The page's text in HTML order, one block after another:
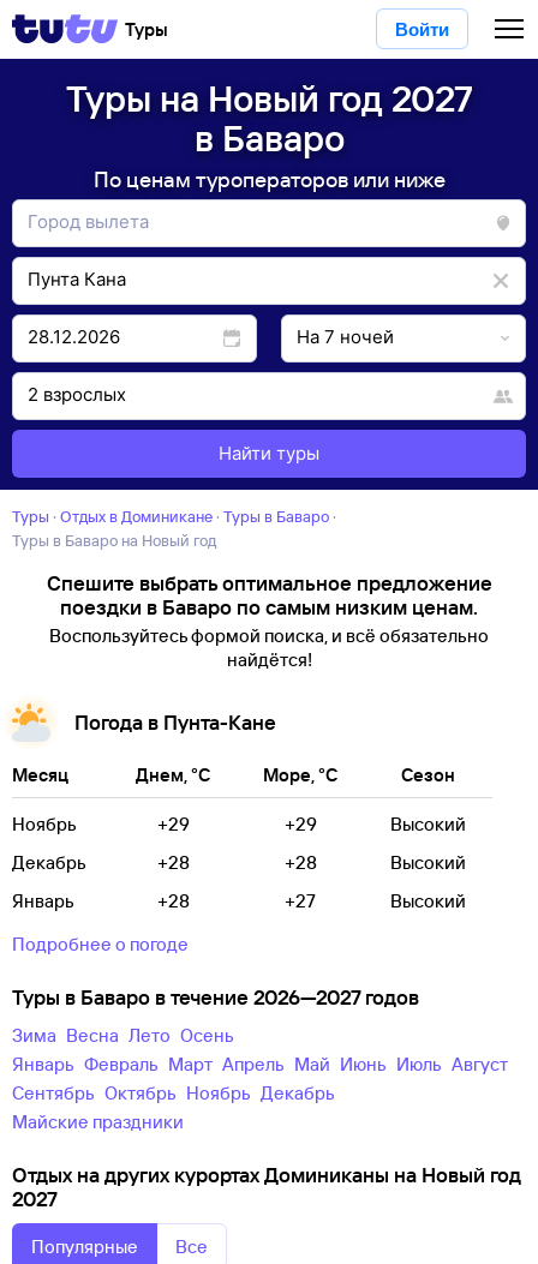
Туры Войти
Туры на Новый год 2027
в Баваро
По ценам туроператоров или ниже
Найти туры
Туры · Отдых в Доминикане · Туры в Баваро ·
Туры в Баваро на Новый год
Спешите выбрать оптимальное предложение
поездки в Баваро по самым низким ценам.
Воспользуйтесь формой поиска, и всё обязательно
найдётся!
Погода в Пунта-Кане
Месяц Днем, °C Море, °C Сезон
Ноябрь +29 +29
Высокий
Декабрь
+28 +28
Высокий
Январь
+28 +27
Высокий
Подробнее о погоде
Туры в Баваро в течение 2026—2027 годов
зима весна лето
осень
Январь
Февраль Март Апрель Май Июнь Июль
Август
Сентябрь
Октябрь Ноябрь
Декабрь
майские праздники
Отдых на других курортах Доминиканы на Новый год
2027
Популярные Все